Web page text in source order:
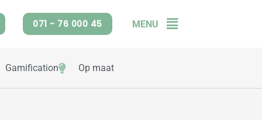
071 - 76 000 45 MENU
Flyout
Gamification Op maat